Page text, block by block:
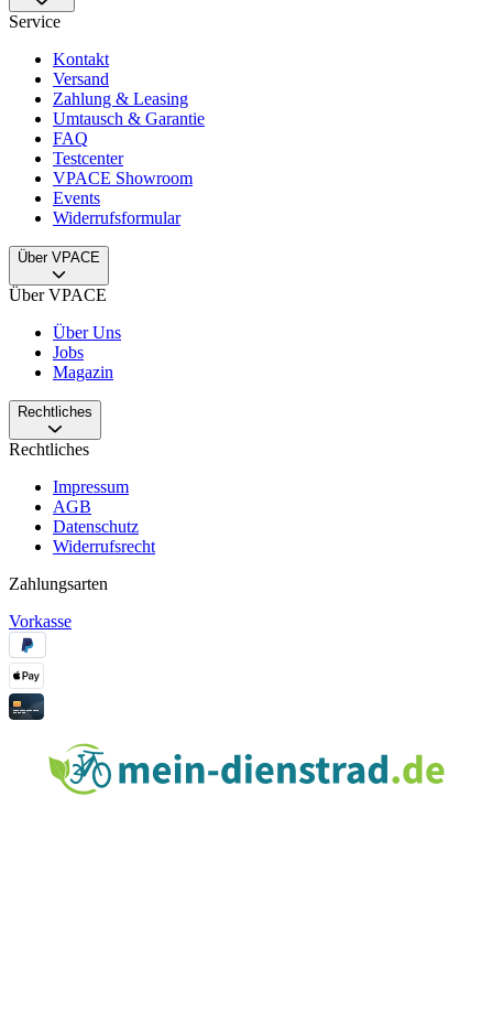
Service
Kontakt
Versand
Zahlung & Leasing
Umtausch & Garantie
FAQ
Testcenter
VPACE Showroom
Events
Widerrufsformular
Über VPACE
Über VPACE
Über Uns
Jobs
Magazin
Rechtliches
Rechtliches
Impressum
AGB
Datenschutz
Widerrufsrecht
Zahlungsarten
Vorkasse